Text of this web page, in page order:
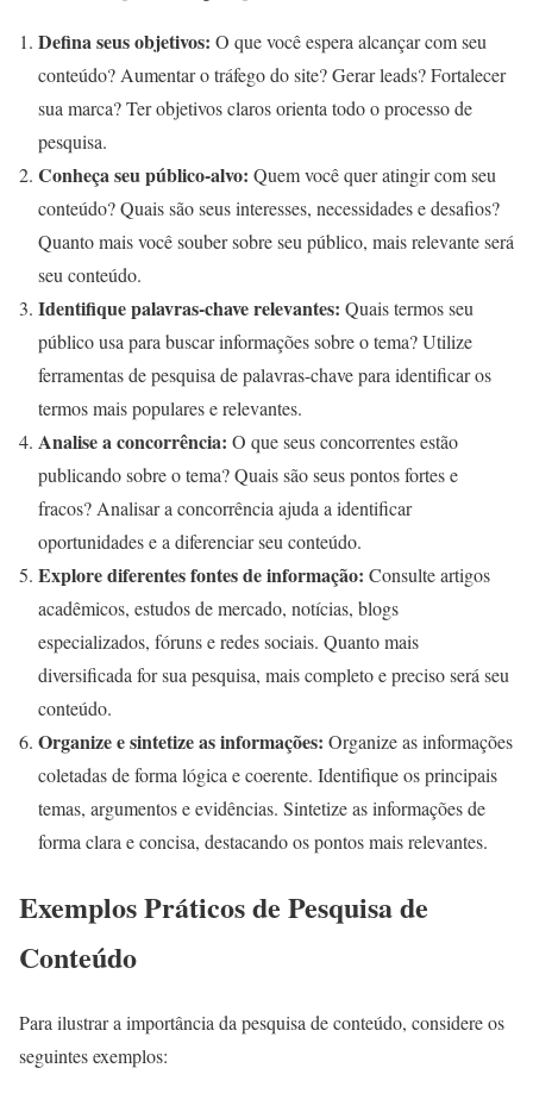
Defina seus objetivos: O que você espera alcançar com seu
conteúdo? Aumentar o tráfego do site? Gerar leads? Fortalecer
sua marca? Ter objetivos claros orienta todo o processo de
pesquisa.
Conheça seu público-alvo: Quem você quer atingir com seu
conteúdo? Quais são seus interesses, necessidades e desafios?
Quanto mais você souber sobre seu público, mais relevante será
seu conteúdo.
Identifique palavras-chave relevantes: Quais termos seu
público usa para buscar informações sobre o tema? Utilize
ferramentas de pesquisa de palavras-chave para identificar os
termos mais populares e relevantes.
Analise a concorrência: O que seus concorrentes estão
publicando sobre o tema? Quais são seus pontos fortes e
fracos? Analisar a concorrência ajuda a identificar
oportunidades e a diferenciar seu conteúdo.
Explore diferentes fontes de informação: Consulte artigos
acadêmicos, estudos de mercado, notícias, blogs
especializados, fóruns e redes sociais. Quanto mais
diversificada for sua pesquisa, mais completo e preciso será seu
conteúdo.
Organize e sintetize as informações: Organize as informações
coletadas de forma lógica e coerente. Identifique os principais
temas, argumentos e evidências. Sintetize as informações de
forma clara e concisa, destacando os pontos mais relevantes.
Exemplos Práticos de Pesquisa de
Conteúdo
Para ilustrar a importância da pesquisa de conteúdo, considere os
seguintes exemplos: